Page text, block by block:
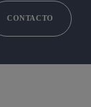
CONTACTO